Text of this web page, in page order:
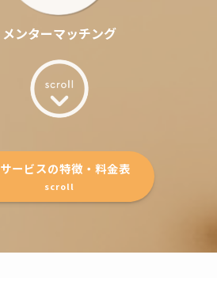
メンターマッチング
ービスの特徴・料金表
scroll